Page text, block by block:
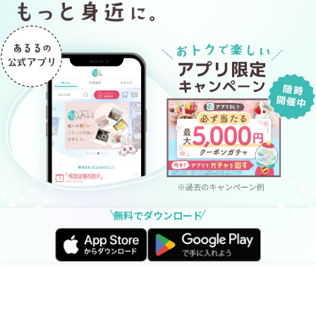
無料でダウンロード